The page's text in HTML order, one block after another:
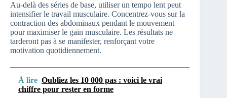
Au-delà des séries de base, utiliser un tempo lent peut
intensifier le travail musculaire. Concentrez-vous sur la
contraction des abdominaux pendant le mouvement
pour maximiser le gain musculaire. Les résultats ne
tarderont pas à se manifester, renforçant votre
motivation quotidiennement.
À lire Oubliez les 10 000 pas : voici le vrai
chiffre pour rester en forme